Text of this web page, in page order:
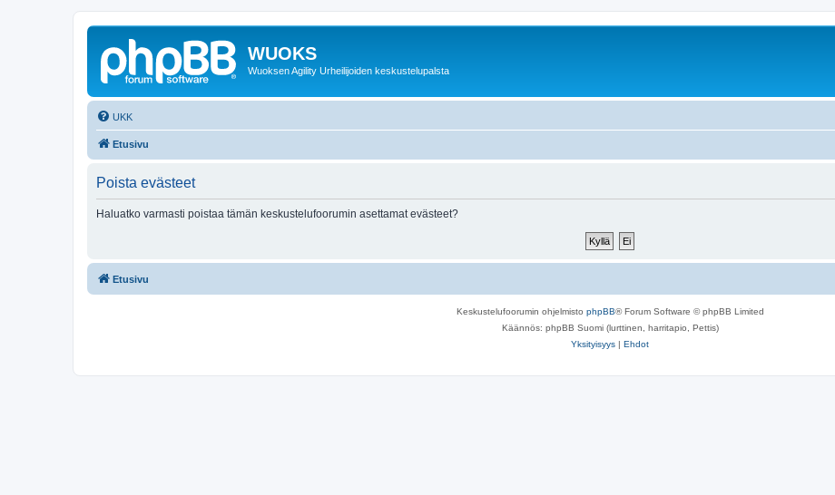
WUOKS
Wuoksen Agility Urheilijoiden keskustelupalsta
UKK
Etusivu
Poista evästeet
Haluatko varmasti poistaa tämän keskustelufoorumin asettamat evästeet?
Etusivu
Keskustelufoorumin ohjelmisto phpBB® Forum Software © phpBB Limited
Käännös: phpBB Suomi (lurttinen, harritapio, Pettis)
Yksityisyys | Ehdot